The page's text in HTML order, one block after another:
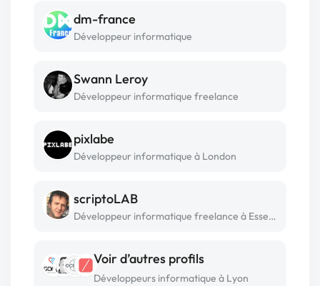
dm-france
Développeur informatique
Swann Leroy
Développeur informatique freelance
pixlabe
Développeur informatique à London
scriptoLAB
Développeur informatique freelance à Essey-lès-nancy
Voir d’autres profils
Développeurs informatique à Lyon